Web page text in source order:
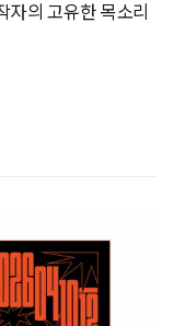
자의 고유한 목소리